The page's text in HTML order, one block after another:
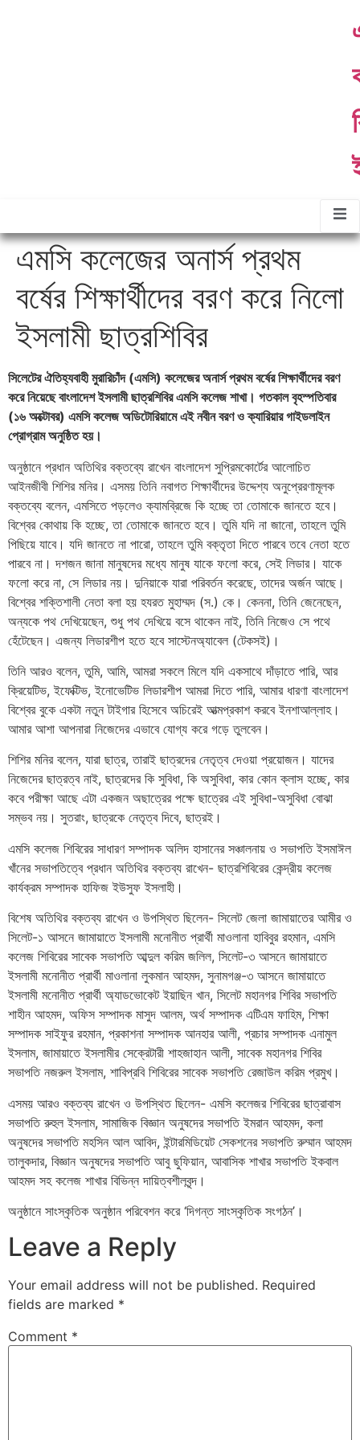
এমসি কলেজের অনার্স প্রথম
বর্ষের শিক্ষার্থীদের বরণ করে নিলো
ইসলামী ছাত্রশিবির
সিলেটের ঐতিহ্যবাহী মুরারিচাঁদ (এমসি) কলেজের অনার্স প্রথম বর্ষের শিক্ষার্থীদের বরণ
করে নিয়েছে বাংলাদেশ ইসলামী ছাত্রশিবির এমসি কলেজ শাখা। গতকাল বৃহস্পতিবার
(১৬ অক্টোবর) এমসি কলেজ অডিটোরিয়ামে এই নবীন বরণ ও ক্যারিয়ার গাইডলাইন
প্রোগ্রাম অনুষ্ঠিত হয়।
অনুষ্ঠানে প্রধান অতিথির বক্তব্যে রাখেন বাংলাদেশ সুপ্রিমকোর্টের আলোচিত
আইনজীবী শিশির মনির। এসময় তিনি নবাগত শিক্ষার্থীদের উদ্দেশ্য অনুপ্রেরণামূলক
বক্তব্যে বলেন, এমসিতে পড়লেও ক্যামব্রিজে কি হচ্ছে তা তোমাকে জানতে হবে।
বিশ্বের কোথায় কি হচ্ছে, তা তোমাকে জানতে হবে। তুমি যদি না জানো, তাহলে তুমি
পিছিয়ে যাবে। যদি জানতে না পারো, তাহলে তুমি বক্তৃতা দিতে পারবে তবে নেতা হতে
পারবে না। দশজন জানা মানুষদের মধ্যে মানুষ যাকে ফলো করে, সেই লিডার। যাকে
ফলো করে না, সে লিডার নয়। দুনিয়াকে যারা পরিবর্তন করেছে, তাদের অর্জন আছে।
বিশ্বের শক্তিশালী নেতা বলা হয় হযরত মুহাম্মদ (স.) কে। কেননা, তিনি জেনেছেন,
অন্যকে পথ দেখিয়েছেন, শুধু পথ দেখিয়ে বসে থাকেন নাই, তিনি নিজেও সে পথে
হেঁটেছেন। এজন্য লিডারশীপ হতে হবে সাস্টেনঅ্যাবেল (টেকসই)।
তিনি আরও বলেন, তুমি, আমি, আমরা সকলে মিলে যদি একসাথে দাঁড়াতে পারি, আর
ক্রিয়েটিভ, ইফেক্টিভ, ইনোভেটিভ লিডারশীপ আমরা দিতে পারি, আমার ধারণা বাংলাদেশ
বিশ্বের বুকে একটা নতুন টাইগার হিসেবে অচিরেই আত্মপ্রকাশ করবে ইনশাআল্লাহ।
আমার আশা আপনারা নিজেদের এভাবে যোগ্য করে গড়ে তুলবেন।
শিশির মনির বলেন, যারা ছাত্র, তারাই ছাত্রদের নেতৃত্ব দেওয়া প্রয়োজন। যাদের
নিজেদের ছাত্রত্ব নাই, ছাত্রদের কি সুবিধা, কি অসুবিধা, কার কোন ক্লাস হচ্ছে, কার
কবে পরীক্ষা আছে এটা একজন অছাত্রের পক্ষে ছাত্রের এই সুবিধা-অসুবিধা বোঝা
সম্ভব নয়। সুতরাং, ছাত্রকে নেতৃত্ব দিবে, ছাত্রই।
এমসি কলেজ শিবিরের সাধারণ সম্পাদক অলিদ হাসানের সঞ্চালনায় ও সভাপতি ইসমাঈল
খাঁনের সভাপতিত্বে প্রধান অতিথির বক্তব্য রাখেন- ছাত্রশিবিরের কেন্দ্রীয় কলেজ
কার্যক্রম সম্পাদক হাফিজ ইউসুফ ইসলাহী।
বিশেষ অতিথির বক্তব্য রাখেন ও উপস্থিত ছিলেন- সিলেট জেলা জামায়াতের আমীর ও
সিলেট-১ আসনে জামায়াতে ইসলামী মনোনীত প্রার্থী মাওলানা হাবিবুর রহমান, এমসি
কলেজ শিবিরের সাবেক সভাপতি আব্দুল করিম জলিল, সিলেট-৩ আসনে জামায়াতে
ইসলামী মনোনীত প্রার্থী মাওলানা লুকমান আহমদ, সুনামগঞ্জ-৩ আসনে জামায়াতে
ইসলামী মনোনীত প্রার্থী অ্যাডভোকেট ইয়াছিন খান, সিলেট মহানগর শিবির সভাপতি
শাহীন আহমদ, অফিস সম্পাদক মাসুদ আলম, অর্থ সম্পাদক এটিএম ফাহিম, শিক্ষা
সম্পাদক সাইফুর রহমান, প্রকাশনা সম্পাদক আনহার আলী, প্রচার সম্পাদক এনামুল
ইসলাম, জামায়াতে ইসলামীর সেক্রেটারী শাহজাহান আলী, সাবেক মহানগর শিবির
সভাপতি নজরুল ইসলাম, শাবিপ্রবি শিবিরের সাবেক সভাপতি রেজাউল করিম প্রমুখ।
এসময় আরও বক্তব্য রাখেন ও উপস্থিত ছিলেন- এমসি কলেজর শিবিরের ছাত্রাবাস
সভাপতি রুহুল ইসলাম, সামাজিক বিজ্ঞান অনুষদের সভাপতি ইমরান আহমদ, কলা
অনুষদের সভাপতি মহসিন আল আবিদ, ইন্টারমিডিয়েট সেকশনের সভাপতি রুম্মান আহমদ
তালুকদার, বিজ্ঞান অনুষদের সভাপতি আবু ছুফিয়ান, আবাসিক শাখার সভাপতি ইকবাল
আহমদ সহ কলেজ শাখার বিভিন্ন দায়িত্বশীলবৃন্দ।
অনুষ্ঠানে সাংস্কৃতিক অনুষ্ঠান পরিবেশন করে ‘দিগন্ত সাংস্কৃতিক সংগঠন’।
Leave a Reply
Your email address will not be published. Required
fields are marked *
Comment *